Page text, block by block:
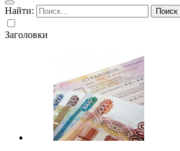
Найти:
Заголовки